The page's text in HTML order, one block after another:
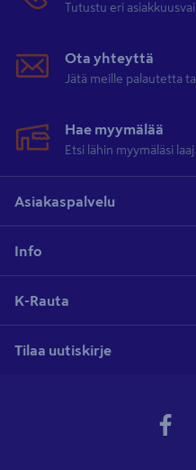
Tutustu eri
Ota yhteyttä
Jätä meille palautetta
Hae myymälää
Etsi lähin myymäläsi
Asiakaspalvelu
Info
K-Rauta
Tilaa uutiskirje